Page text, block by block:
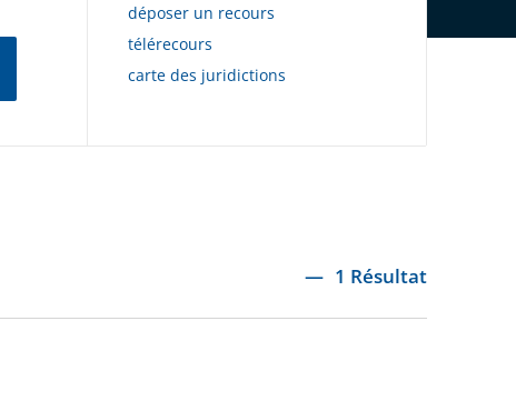
déposer un recours
télérecours
carte des juridictions
1 Résultat